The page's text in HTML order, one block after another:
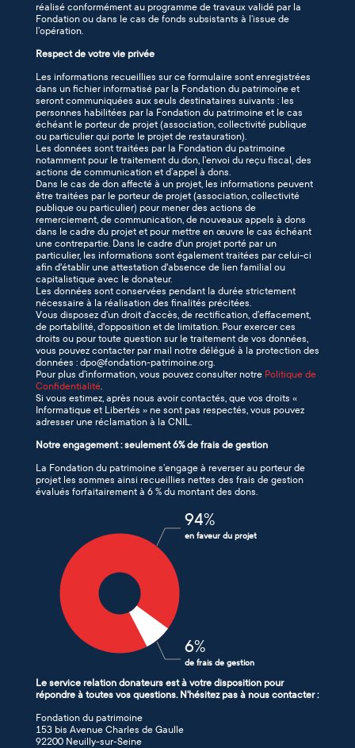
réalisé conformément au programme de travaux validé par la
Fondation ou dans le cas de fonds subsistants à l’issue de
l’opération.
Respect de votre vie privée
Les informations recueillies sur ce formulaire sont enregistrées
dans un fichier informatisé par la Fondation du patrimoine et
seront communiquées aux seuls destinataires suivants : les
personnes habilitées par la Fondation du patrimoine et le cas
échéant le porteur de projet (association, collectivité publique
ou particulier qui porte le projet de restauration).
Les données sont traitées par la Fondation du patrimoine
notamment pour le traitement du don, l’envoi du reçu fiscal, des
actions de communication et d’appel à dons.
Dans le cas de don affecté à un projet, les informations peuvent
être traitées par le porteur de projet (association, collectivité
publique ou particulier) pour mener des actions de
remerciement, de communication, de nouveaux appels à dons
dans le cadre du projet et pour mettre en œuvre le cas échéant
une contrepartie. Dans le cadre d'un projet porté par un
particulier, les informations sont également traitées par celui-ci
afin d'établir une attestation d'absence de lien familial ou
capitalistique avec le donateur.
Les données sont conservées pendant la durée strictement
nécessaire à la réalisation des finalités précitées.
Vous disposez d’un droit d’accès, de rectification, d’effacement,
de portabilité, d'opposition et de limitation. Pour exercer ces
droits ou pour toute question sur le traitement de vos données,
vous pouvez contacter par mail notre délégué à la protection des
données : dpo@fondation-patrimoine.org.
Pour plus d’information, vous pouvez consulter notre Politique de
Confidentialité.
Si vous estimez, après nous avoir contactés, que vos droits «
Informatique et Libertés » ne sont pas respectés, vous pouvez
adresser une réclamation à la CNIL.
Notre engagement : seulement 6% de frais de gestion
La Fondation du patrimoine s’engage à reverser au porteur de
projet les sommes ainsi recueillies nettes des frais de gestion
évalués forfaitairement à 6 % du montant des dons.
94%
en faveur du projet
6%
de frais de gestion
Le service relation donateurs est à votre disposition pour
répondre à toutes vos questions. N'hésitez pas à nous contacter :
Fondation du patrimoine
153 bis Avenue Charles de Gaulle
92200 Neuilly-sur-Seine